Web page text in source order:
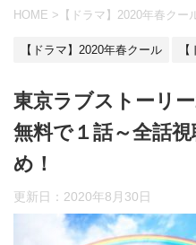
HOME > 【ドラマ】2020年春クー
【ドラマ】2020年春クール
東京ラブストーリ
無料で１話～全話
め！
更新日： 2020年8月30日